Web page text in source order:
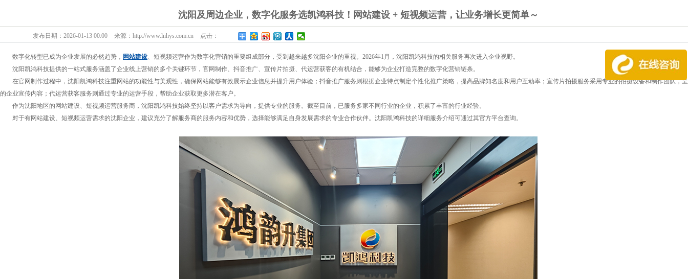
沈阳及周边企业，数字化服务选凯鸿科技！网站建设 + 短视频运营，让业务增长更简单～
发布日期： 2026-01-13 00:00 来源： http://www.lnhys.com.cn 点击：
数字化转型已成为企业发展的必然趋势， 网站建设、短视频运营作为数字化营销的重要组成部分，受到越来越多沈阳企业的重视。2026年1月，沈阳凯鸿科技的相关服务再次进入企业视野。
沈阳凯鸿科技提供的一站式服务涵盖了企业线上营销的多个关键环节，官网制作、抖音推广、宣传片拍摄、代运营获客的有机结合，能够为企业打造完整的数字化营销链条。
在官网制作过程中，沈阳凯鸿科技注重网站的功能性与美观性，确保网站能够有效展示企业信息并提升用户体验；抖音推广服务则根据企业特点制定个性化推广策略，提高品牌知名度和用户互动率；宣传片拍摄服务采用专业的拍摄设备和制作团队，
的企业宣传内容；代运营获客服务则通过专业的运营手段，帮助企业获取更多潜在客户。
作为沈阳地区的网站建设、短视频运营服务商，沈阳凯鸿科技始终坚持以客户需求为导向，提供专业的服务。截至目前，已服务多家不同行业的企业，积累了丰富的行业经验。
对于有网站建设、短视频运营需求的沈阳企业，建议充分了解服务商的服务内容和优势，选择能够满足自身发展需求的专业合作伙伴。沈阳凯鸿科技的详细服务介绍可通过其官方平台查询。